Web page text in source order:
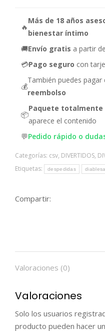
🔥
Más de 18 años
bienestar íntimo
🚚Envío gratis a partir
💳Pago seguro con
💰
También puedes pagar
reembolso
📦
Paquete totalmente
aparece el contenido
💬Pedido rápido o
Categorías: csv, DIVERTIDOS,
Etiquetas:
despedidas diablesa
Compartir:
Valoraciones (0)
Valoraciones
Solo los usuarios
producto pueden hacer